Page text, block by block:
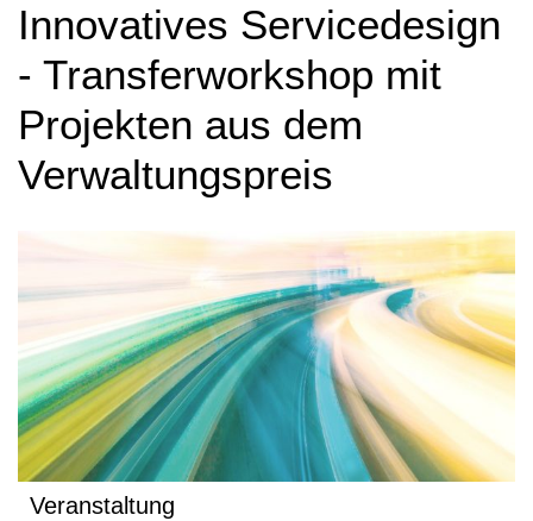
Innovatives Servicedesign
- Transferworkshop mit
Projekten aus dem
Verwaltungspreis
Veranstaltung